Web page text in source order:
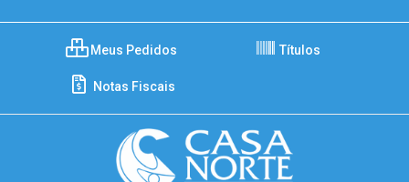
Meus Pedidos Títulos
Notas Fiscais